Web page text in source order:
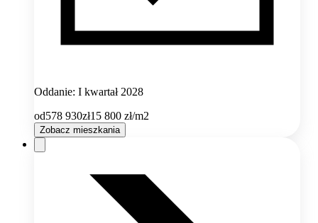
Oddanie: I kwartał 2028
od578 930zł15 800 zł/m2
Zobacz mieszkania